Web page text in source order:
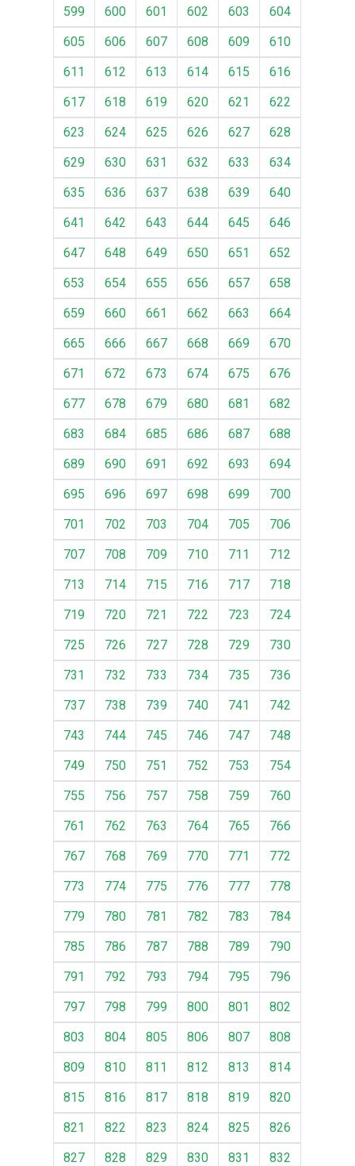
599
600 601 602 603
604
605
606 607 608 609
610
611
612 613 614 615
616
617
618 619 620 621
622
623
624 625 626 627
628
629
630 631 632 633
634
635
636 637 638 639
640
641
642 643 644 645
646
647
648 649 650 651
652
653
654 655 656 657
658
659
660 661 662 663
664
665
666 667 668 669
670
671
672 673 674 675
676
677
678 679 680 681
682
683
684 685 686 687
688
689
690 691 692 693
694
695
696 697 698 699
700
701
702 703 704 705
706
707
708 709 710 711
712
713
714 715 716 717
718
719
720 721 722 723
724
725
726 727 728 729
730
731
732 733 734 735
736
737
738 739 740 741
742
743
744 745 746 747
748
749
750 751 752 753
754
755
756 757 758 759
760
761
762 763 764 765
766
767
768 769 770 771
772
773
774 775 776 777
778
779
780 781 782 783
784
785
786 787 788 789
790
791
792 793 794 795
796
797
798 799 800 801
802
803
804 805 806 807
808
809
810 811 812 813
814
815
816 817 818 819
820
821
822 823 824 825
826
827
828 829 830 831 832